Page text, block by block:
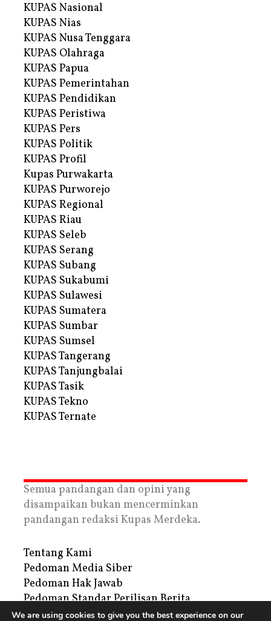
KUPAS Nasional
KUPAS Nias
KUPAS Nusa Tenggara
KUPAS Olahraga
KUPAS Papua
KUPAS Pemerintahan
KUPAS Pendidikan
KUPAS Peristiwa
KUPAS Pers
KUPAS Politik
KUPAS Profil
Kupas Purwakarta
KUPAS Purworejo
KUPAS Regional
KUPAS Riau
KUPAS Seleb
KUPAS Serang
KUPAS Subang
KUPAS Sukabumi
KUPAS Sulawesi
KUPAS Sumatera
KUPAS Sumbar
KUPAS Sumsel
KUPAS Tangerang
KUPAS Tanjungbalai
KUPAS Tasik
KUPAS Tekno
KUPAS Ternate
Semua pandangan dan opini yang
disampaikan bukan mencerminkan
pandangan redaksi Kupas Merdeka.
Tentang Kami
Pedoman Media Siber
Pedoman Hak Jawab
Pedoman Standar Perilisan Berita
Privacy Policy
We are using cookies to give you the best experience on our